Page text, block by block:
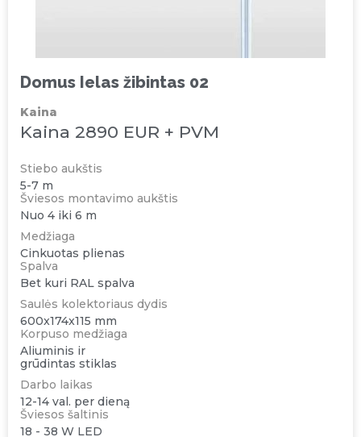
Domus Ielas žibintas 02
Kaina
Kaina 2890 EUR + PVM
Stiebo aukštis
5-7 m
Šviesos montavimo aukštis
Nuo 4 iki 6 m
Medžiaga
Cinkuotas plienas
Spalva
Bet kuri RAL spalva
Saulės kolektoriaus dydis
600x174x115 mm
Korpuso medžiaga
Aliuminis ir
grūdintas stiklas
Darbo laikas
12-14 val. per dieną
Šviesos šaltinis
18 - 38 W LED